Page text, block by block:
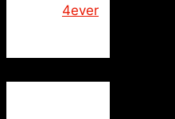
4ever